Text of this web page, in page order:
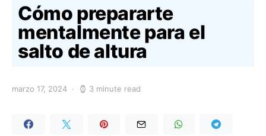
Cómo prepararte
mentalmente para el
salto de altura
marzo 17, 2024 3 minute read